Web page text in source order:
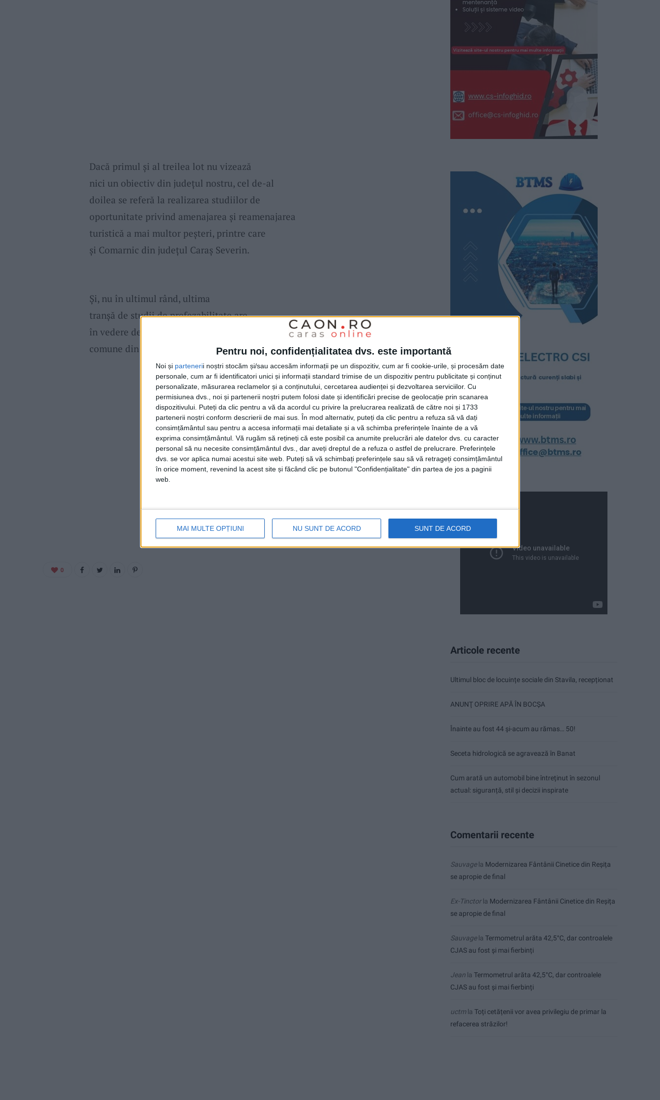
Pentru noi, confidențialitatea dvs. este importantă
Noi și partenerii noștri stocăm și/sau accesăm informații pe un dispozitiv, cum ar fi cookie-urile, și procesăm date
personale, cum ar fi identificatori unici și informații standard trimise de un dispozitiv pentru publicitate și conținut
personalizate, măsurarea reclamelor și a conținutului, cercetarea audienței și dezvoltarea serviciilor. Cu
permisiunea dvs., noi și partenerii noștri putem folosi date și identificări precise de geolocație prin scanarea
dispozitivului. Puteți da clic pentru a vă da acordul cu privire la prelucrarea realizată de către noi și 1733
partenerii noștri conform descrierii de mai sus. În mod alternativ, puteți da clic pentru a refuza să vă dați
consimțământul sau pentru a accesa informații mai detaliate și a vă schimba preferințele înainte de a vă
exprima consimțământul. Vă rugăm să rețineți că este posibil ca anumite prelucrări ale datelor dvs. cu caracter
personal să nu necesite consimțământul dvs., dar aveți dreptul de a refuza o astfel de prelucrare. Preferințele
dvs. se vor aplica numai acestui site web. Puteți să vă schimbați preferințele sau să vă retrageți consimțământul
în orice moment, revenind la acest site și făcând clic pe butonul "Confidențialitate" din partea de jos a paginii
web.
MAI MULTE OPȚIUNI NU SUNT DE ACORD SUNT DE ACORD
Dacă primul şi al treilea lot nu vizează
nici un obiectiv din judeţul nostru, cel de-al
doilea se referă la realizarea studiilor de
oportunitate privind amenajarea şi reamenajarea
turistică a mai multor peşteri, printre care
şi Comarnic din judeţul Caraş Severin.
Şi, nu în ultimul rând, ultima
tranşă de studii de prefezabilitate are
în vedere dezvoltarea turistică a unor
comune din judeţ.
0
Articole recente
Ultimul bloc de locuințe sociale din Stavila, recepționat
ANUNŢ OPRIRE APĂ ÎN BOCȘA
Înainte au fost 44 și-acum au rămas… 50!
Seceta hidrologică se agravează în Banat
Cum arată un automobil bine întreținut în sezonul
actual: siguranță, stil și decizii inspirate
Comentarii recente
Sauvagela Modernizarea Fântânii Cinetice din Reșița
se apropie de final
Ex-Tinctorla Modernizarea Fântânii Cinetice din Reșița
se apropie de final
Sauvagela Termometrul arăta 42,5°C, dar controalele
CJAS au fost și mai fierbinți
Jean la Termometrul arăta 42,5°C, dar controalele
CJAS au fost și mai fierbinți
uctmla Toți cetățenii vor avea privilegiu de primar la
refacerea străzilor!